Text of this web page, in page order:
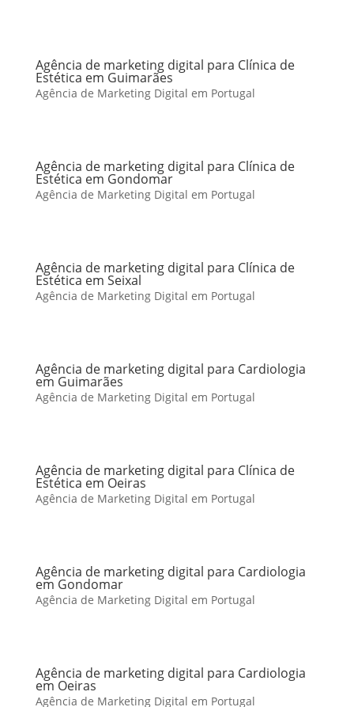
Agência de marketing digital para Clínica de
Estética em Guimarães
Agência de Marketing Digital em Portugal
Agência de marketing digital para Clínica de
Estética em Gondomar
Agência de Marketing Digital em Portugal
Agência de marketing digital para Clínica de
Estética em Seixal
Agência de Marketing Digital em Portugal
Agência de marketing digital para Cardiologia
em Guimarães
Agência de Marketing Digital em Portugal
Agência de marketing digital para Clínica de
Estética em Oeiras
Agência de Marketing Digital em Portugal
Agência de marketing digital para Cardiologia
em Gondomar
Agência de Marketing Digital em Portugal
Agência de marketing digital para Cardiologia
em Oeiras
Agência de Marketing Digital em Portugal